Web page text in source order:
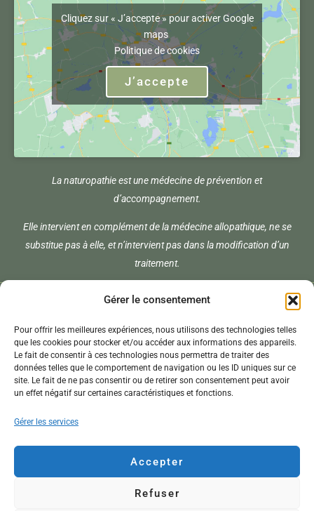
Gérer le consentement
Pour offrir les meilleures expériences, nous utilisons des technologies telles
que les cookies pour stocker et/ou accéder aux informations des appareils.
Le fait de consentir à ces technologies nous permettra de traiter des
données telles que le comportement de navigation ou les ID uniques sur ce
site. Le fait de ne pas consentir ou de retirer son consentement peut avoir
un effet négatif sur certaines caractéristiques et fonctions.
Gérer les services
Accepter
Refuser
Cliquez sur « J’accepte » pour activer Google
maps
Politique de cookies
J’accepte
La naturopathie est une médecine de prévention et
d’accompagnement.
Elle intervient en complément de la médecine allopathique, ne se
substitue pas à elle, et n’intervient pas dans la modification d’un
traitement.
Menu
Copyright © 2024 Céline Subira |Mentions Légales|Politique de
confidentialité|CGV| Réalisé parMelyCrea